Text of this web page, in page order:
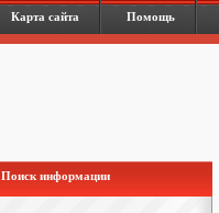
Карта сайта Помощь
Поиск информации